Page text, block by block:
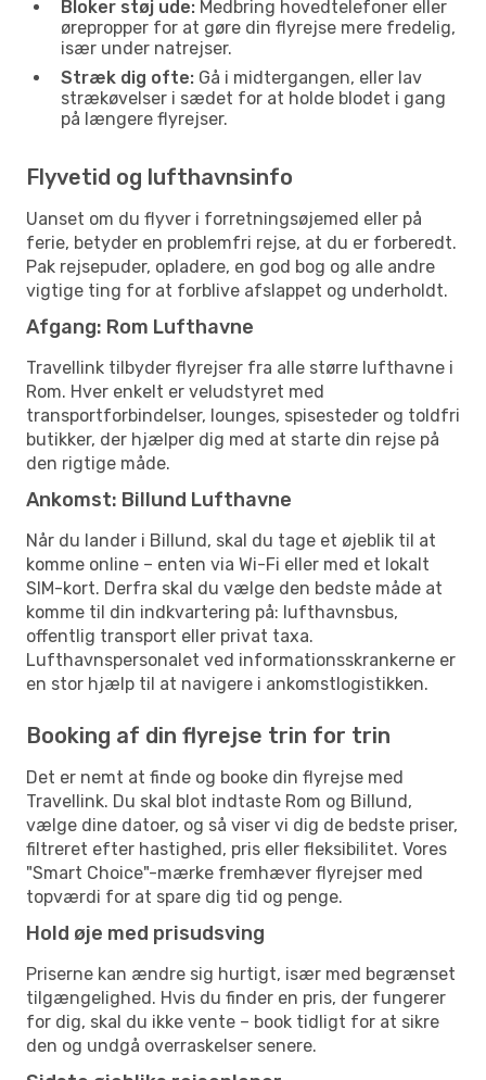
Bloker støj ude: Medbring hovedtelefoner eller
ørepropper for at gøre din flyrejse mere fredelig,
især under natrejser.
Stræk dig ofte: Gå i midtergangen, eller lav
strækøvelser i sædet for at holde blodet i gang
på længere flyrejser.
Flyvetid og lufthavnsinfo
Uanset om du flyver i forretningsøjemed eller på
ferie, betyder en problemfri rejse, at du er forberedt.
Pak rejsepuder, opladere, en god bog og alle andre
vigtige ting for at forblive afslappet og underholdt.
Afgang: Rom Lufthavne
Travellink tilbyder flyrejser fra alle større lufthavne i
Rom. Hver enkelt er veludstyret med
transportforbindelser, lounges, spisesteder og toldfri
butikker, der hjælper dig med at starte din rejse på
den rigtige måde.
Ankomst: Billund Lufthavne
Når du lander i Billund, skal du tage et øjeblik til at
komme online – enten via Wi-Fi eller med et lokalt
SIM-kort. Derfra skal du vælge den bedste måde at
komme til din indkvartering på: lufthavnsbus,
offentlig transport eller privat taxa.
Lufthavnspersonalet ved informationsskrankerne er
en stor hjælp til at navigere i ankomstlogistikken.
Booking af din flyrejse trin for trin
Det er nemt at finde og booke din flyrejse med
Travellink. Du skal blot indtaste Rom og Billund,
vælge dine datoer, og så viser vi dig de bedste priser,
filtreret efter hastighed, pris eller fleksibilitet. Vores
"Smart Choice"-mærke fremhæver flyrejser med
topværdi for at spare dig tid og penge.
Hold øje med prisudsving
Priserne kan ændre sig hurtigt, især med begrænset
tilgængelighed. Hvis du finder en pris, der fungerer
for dig, skal du ikke vente – book tidligt for at sikre
den og undgå overraskelser senere.